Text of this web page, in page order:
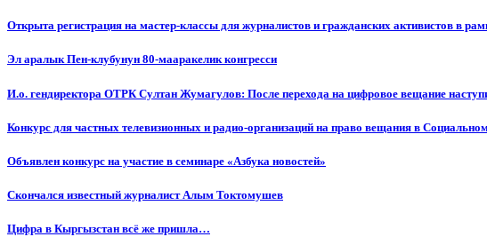
Открыта регистрация на мастер-классы для журналистов и гражданских активистов в
Эл аралык Пен-клубунун 80-мааракелик конгресси
И.о. гендиректора ОТРК Султан Жумагулов: После перехода на цифровое вещание
Конкурс для частных телевизионных и радио-организаций на право вещания в
Объявлен конкурс на участие в семинаре «Азбука новостей»
Cкончался известный журналист Алым Токтомушев
Цифра в Кыргызстан всё же пришла…